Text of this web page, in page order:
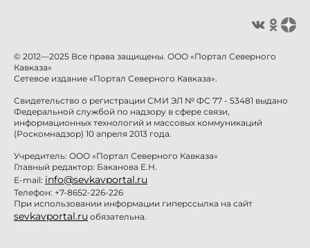
© 2012—2025 Все права защищены. ООО «Портал Северного
Кавказа»
Сетевое издание «Портал Северного Кавказа».
Свидетельство о регистрации СМИ ЭЛ № ФС 77 - 53481 выдано
Федеральной службой по надзору в сфере связи,
информационных технологий и массовых коммуникаций
(Роскомнадзор) 10 апреля 2013 года.
Учредитель: ООО «Портал Северного Кавказа»
Главный редактор: Баканова Е.Н.
E-mail: info@sevkavportal.ru
Телефон: +7-8652-226-226
При использовании информации гиперссылка на сайт
sevkavportal.ru обязательна.